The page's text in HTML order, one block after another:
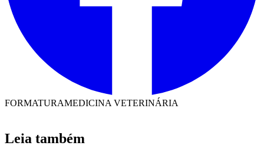
FORMATURAMEDICINA VETERINÁRIA
Leia também